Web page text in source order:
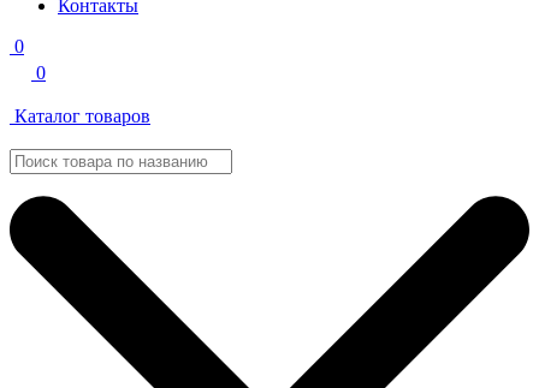
Контакты
0
0
Каталог товаров